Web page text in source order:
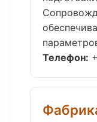
Телефон: